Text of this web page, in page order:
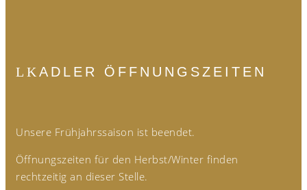
ADLER ÖFFNUNGSZEITEN
Unsere Frühjahrssaison ist beendet.
Öffnungszeiten für den Herbst/Winter finden
rechtzeitig an dieser Stelle.